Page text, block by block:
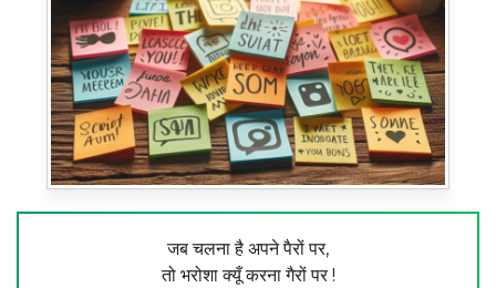
जब चलना है अपने पैरों पर,
तो भरोशा क्यूँ करना गैरों पर !